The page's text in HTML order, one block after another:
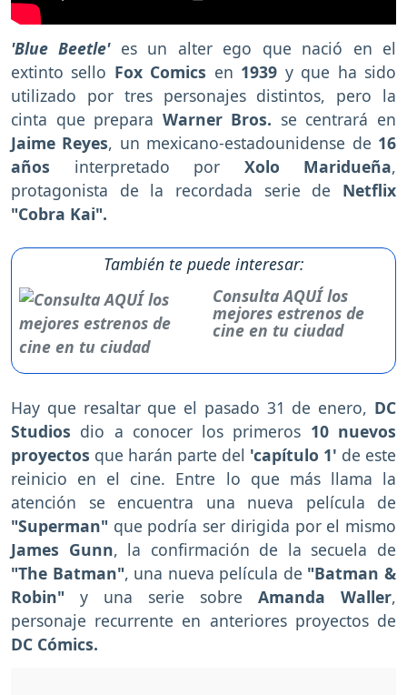
'Blue Beetle'es un alter ego que nació en el
extinto sello Fox Comics en 1939 y que ha sido
utilizado por tres personajes distintos, pero la
cinta que prepara Warner Bros. se centrará en
Jaime Reyes, un mexicano-estadounidense de 16
años interpretado por Xolo Maridueña,
protagonista de la recordada serie de Netflix
"Cobra Kai".
También te puede interesar:
Consulta AQUÍ los
mejores estrenos de
cine en tu ciudad
Hay que resaltar que el pasado 31 de enero, DC
Studios dio a conocer los primeros 10 nuevos
proyectos que harán parte del 'capítulo 1' de este
reinicio en el cine. Entre lo que más llama la
atención se encuentra una nueva película de
"Superman" que podría ser dirigida por el mismo
James Gunn, la confirmación de la secuela de
"The Batman", una nueva película de "Batman &
Robin" y una serie sobre Amanda Waller,
personaje recurrente en anteriores proyectos de
DC Cómics.